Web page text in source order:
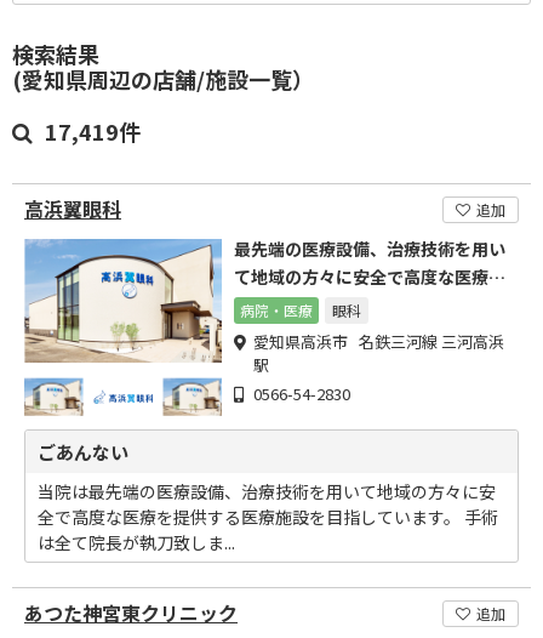
検索結果
(愛知県周辺の店舗/施設一覧）
17,419件
高浜翼眼科 追加
最先端の医療設備、治療技術を用い
て地域の方々に安全で高度な医療を
提供する医療施設を目指す。
病院・医療 眼科
愛知県高浜市 名鉄三河線 三河高浜
駅
0566-54-2830
ごあんない
当院は最先端の医療設備、治療技術を用いて地域の方々に安
全で高度な医療を提供する医療施設を目指しています。 手術
は全て院長が執刀致しま...
あつた神宮東クリニック 追加